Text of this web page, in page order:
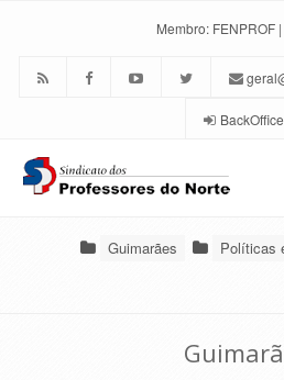
Membro: FENPROF |
BackOffice
Guimarães
Políticas